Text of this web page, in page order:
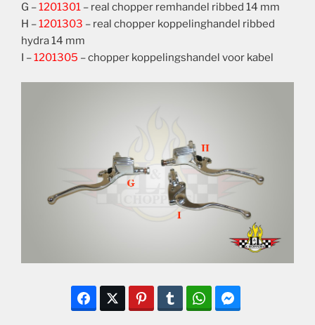
G –1201301 – real chopper remhandel ribbed 14 mm
H –1201303 – real chopper koppelinghandel ribbed
hydra 14 mm
I –1201305 – chopper koppelingshandel voor kabel